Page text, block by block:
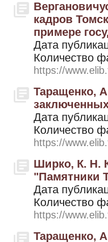
кадров
примере
Дата
Количество
https://
Таращенко,
Дата
Количество
https://
Ширко, К. Н.
"Памятники
Дата
Количество
https://
Таращенко,